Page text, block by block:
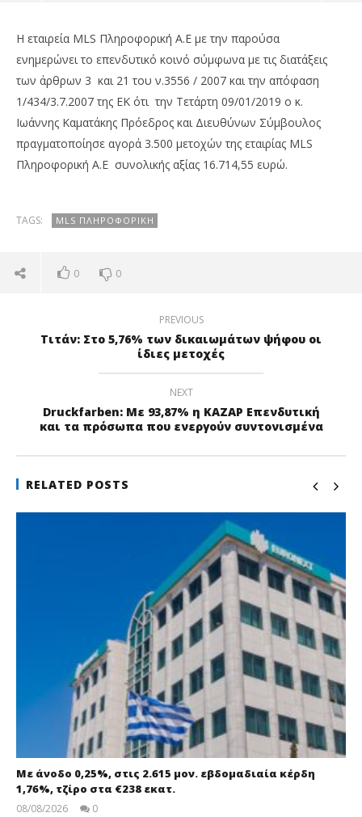
NOW VIEWING
10/01/2019
Η εταιρεία MLS Πληροφορική Α.Ε με την παρούσα
ενημερώνει το επενδυτικό κοινό σύμφωνα με τις διατάξεις
των άρθρων 3 και 21 του ν.3556 / 2007 και την απόφαση
1/434/3.7.2007 της ΕΚ ότι την Τετάρτη 09/01/2019 ο κ.
Ιωάννης Καματάκης Πρόεδρος και Διευθύνων Σύμβουλος
πραγματοποίησε αγορά 3.500 μετοχών της εταιρίας MLS
Πληροφορική Α.Ε συνολικής αξίας 16.714,55 ευρώ.
TAGS: MLS ΠΛΗΡΟΦΟΡΙΚΉ
0 0
PREVIOUS
Τιτάν: Στο 5,76% των δικαιωμάτων ψήφου οι
ίδιες μετοχές
NEXT
Druckfarben: Με 93,87% η ΚΑΖΑΡ Επενδυτική
και τα πρόσωπα που ενεργούν συντονισμένα
RELATED POSTS
Με άνοδο 0,25%, στις 2.615 μον. εβδομαδιαία κέρδη
1,76%, τζίρο στα €238 εκατ.
08/08/2026
0